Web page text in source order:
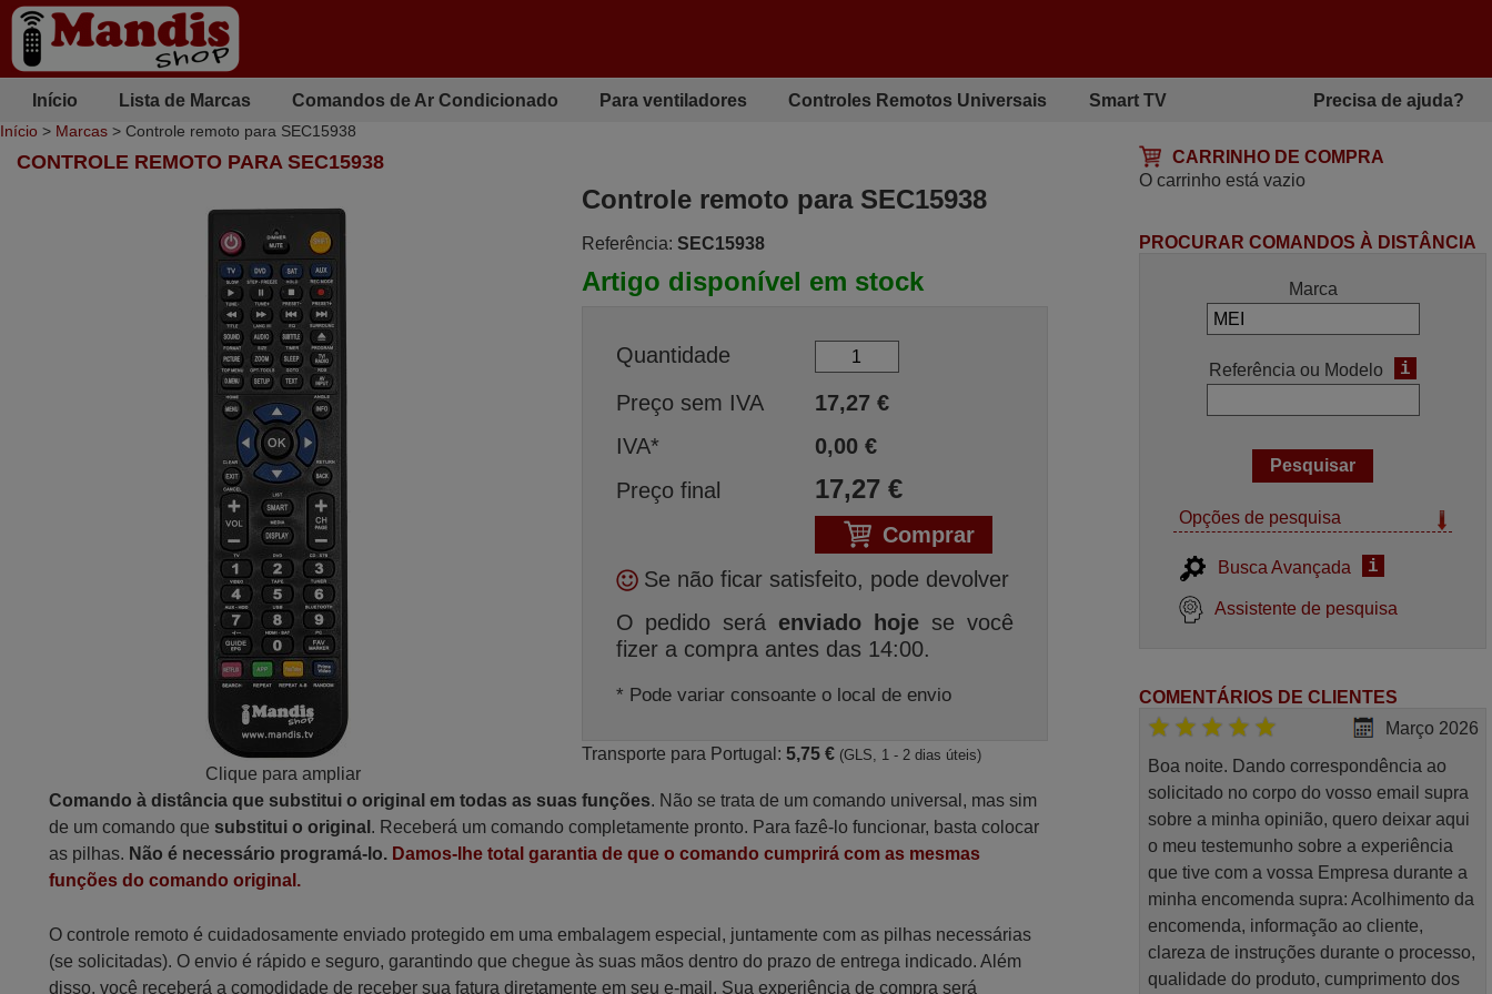
Início Lista de Marcas Comandos de Ar Condicionado Para ventiladores Controles Remotos Universais Smart TV Precisa de ajuda?
Início > Marcas > Controle remoto para SEC15938
CARRINHO DE COMPRA
O carrinho está vazio
CONTROLE REMOTO PARA SEC15938
Clique para ampliar
Controle remoto para SEC15938
Referência: SEC15938
Artigo disponível em stock
Quantidade
Preço sem IVA
17,27€
IVA*
0,00€
Preço final
17,27€
Comprar
Se não ficar satisfeito, pode devolver
O pedido será enviado hoje se você
fizer a compra antes das 14:00.
* Pode variar consoante o local de envio
Transporte para Portugal: 5,75 € (GLS, 1 - 2 dias úteis)
Comando à distância que substitui o original em todas as suas funções. Não se trata de um comando universal, mas sim
de um comando que substitui o original . Receberá um comando completamente pronto. Para fazê-lo funcionar, basta colocar
as pilhas. Não é necessário programá-lo. Damos-lhe total garantia de que o comando cumprirá com as mesmas
funções do comando original.
O controle remoto é cuidadosamente enviado protegido em uma embalagem especial, juntamente com as pilhas necessárias
(se solicitadas). O envio é rápido e seguro, garantindo que chegue às suas mãos dentro do prazo de entrega indicado. Além
disso, você receberá a comodidade de receber sua fatura diretamente em seu e-mail. Sua experiência de compra será
PROCURAR COMANDOS À DISTÂNCIA
Marca
Referência ou Modelo i
Opções de pesquisa
Busca Avançada i
Assistente de pesquisa
COMENTÁRIOS DE CLIENTES
Março 2026
Boa noite. Dando correspondência ao
solicitado no corpo do vosso email supra
sobre a minha opinião, quero deixar aqui
o meu testemunho sobre a experiência
que tive com a vossa Empresa durante a
minha encomenda supra: Acolhimento da
encomenda, informação ao cliente,
clareza de instruções durante o processo,
qualidade do produto, cumprimento dos